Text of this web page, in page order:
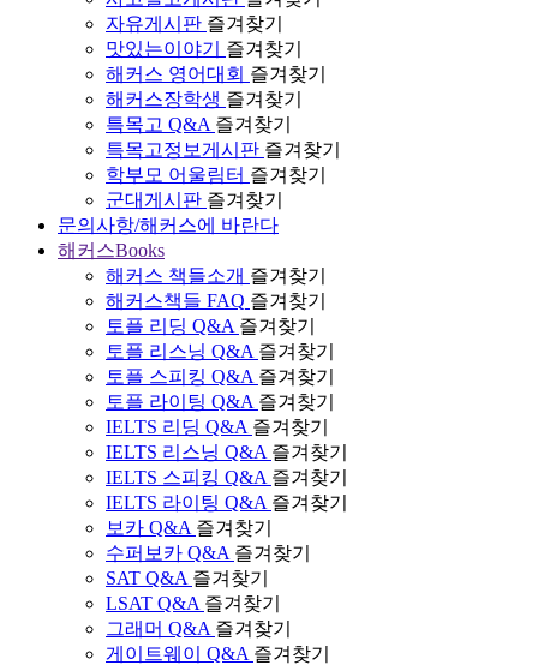
자유게시판 즐겨찾기
맛있는이야기
즐겨찾기
해커스 영어대회 즐겨찾기
해커스장학생 즐겨찾기
특목고 Q&A 즐겨찾기
특목고정보게시판 즐겨찾기
학부모 어울림터 즐겨찾기
군대게시판 즐겨찾기
문의사항/해커스에 바란다
해커스Books
해커스 책들소개 즐겨찾기
해커스책들 FAQ 즐겨찾기
토플 리딩 Q&A 즐겨찾기
토플 리스닝 Q&A 즐겨찾기
토플 스피킹 Q&A 즐겨찾기
토플 라이팅 Q&A 즐겨찾기
IELTS 리딩 Q&A 즐겨찾기
IELTS 리스닝 Q&A 즐겨찾기
IELTS 스피킹 Q&A 즐겨찾기
IELTS 라이팅 Q&A 즐겨찾기
보카 Q&A 즐겨찾기
수퍼보카 Q&A 즐겨찾기
SAT Q&A 즐겨찾기
LSAT Q&A 즐겨찾기
그래머 Q&A 즐겨찾기
게이트웨이 Q&A 즐겨찾기